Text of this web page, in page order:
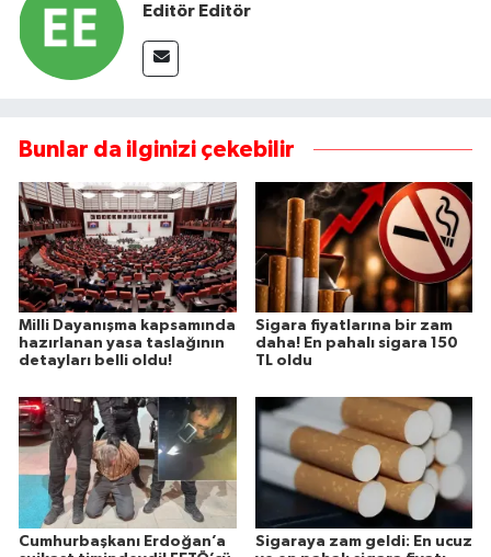
Editör Editör
Bunlar da ilginizi çekebilir
Milli Dayanışma kapsamında
hazırlanan yasa taslağının
detayları belli oldu!
Sigara fiyatlarına bir zam
daha! En pahalı sigara 150
TL oldu
Cumhurbaşkanı Erdoğan’a
Sigaraya zam geldi: En ucuz